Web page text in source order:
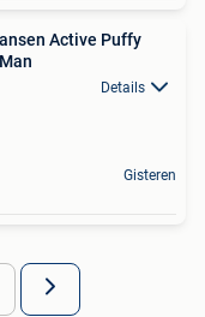
Active Puffy
Details
Gisteren